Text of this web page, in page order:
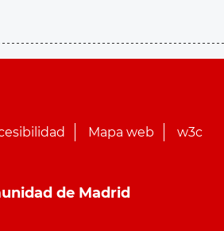
Mapa web w3c
de Madrid